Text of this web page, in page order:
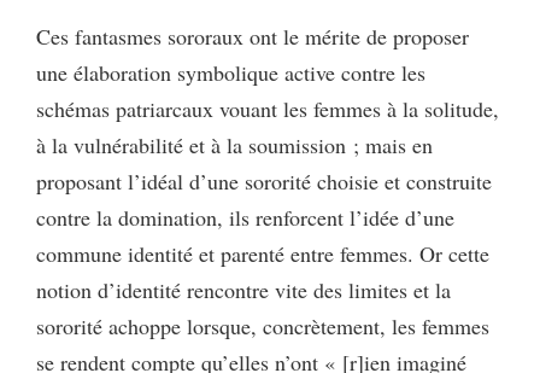
Ces fantasmes sororaux ont le mérite de proposer
une élaboration symbolique active contre les
schémas patriarcaux vouant les femmes à la solitude,
à la vulnérabilité et à la soumission ; mais en
proposant l’idéal d’une sororité choisie et construite
contre la domination, ils renforcent l’idée d’une
commune identité et parenté entre femmes. Or cette
notion d’identité rencontre vite des limites et la
sororité achoppe lorsque, concrètement, les femmes
se rendent compte qu’elles n’ont « [r]ien imaginé